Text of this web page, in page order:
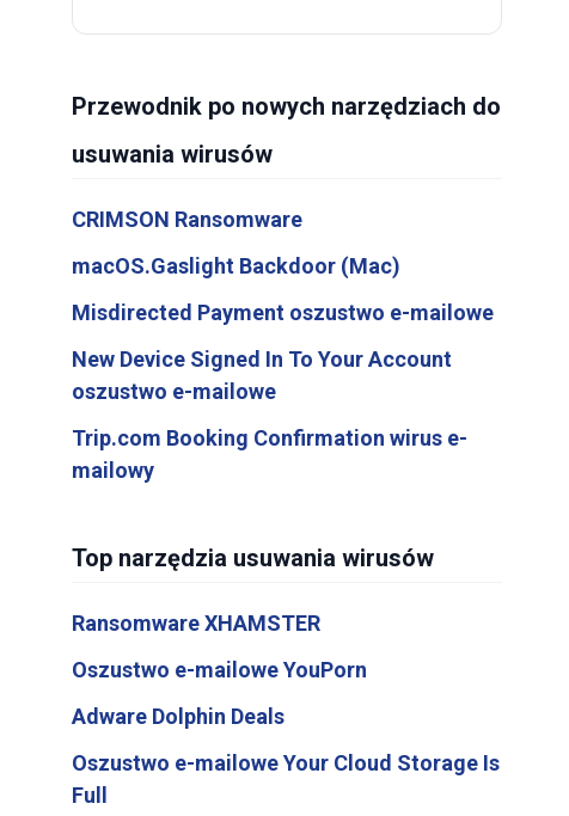
Przewodnik po nowych narzędziach do
usuwania wirusów
CRIMSON Ransomware
macOS.Gaslight Backdoor (Mac)
Misdirected Payment oszustwo e-mailowe
New Device Signed In To Your Account
oszustwo e-mailowe
Trip.com Booking Confirmation wirus e-
mailowy
Top narzędzia usuwania wirusów
Ransomware XHAMSTER
Oszustwo e-mailowe YouPorn
Adware Dolphin Deals
Oszustwo e-mailowe Your Cloud Storage Is
Full